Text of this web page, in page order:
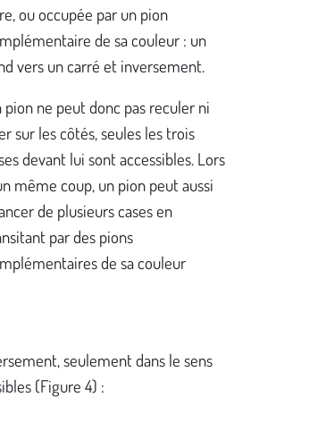
ou occupée par un pion
de sa couleur : un
vers un carré et inversement.
pion ne peut donc pas reculer ni
sur les côtés, seules les trois
devant lui sont accessibles. Lors
même coup, un pion peut aussi
de plusieurs cases en
par des pions
de sa couleur
seulement dans le sens
(Figure 4) :